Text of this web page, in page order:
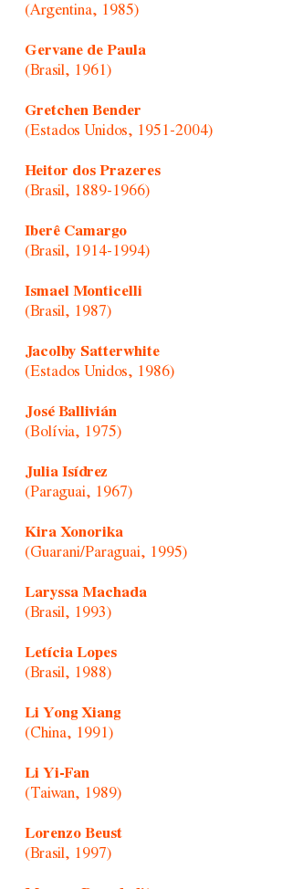
(Argentina, 1985)
Gervane de Paula
(Brasil, 1961)
Gretchen Bender
(Estados Unidos, 1951-2004)
Heitor dos Prazeres
(Brasil, 1889-1966)
Iberê Camargo
(Brasil, 1914-1994)
Ismael Monticelli
(Brasil, 1987)
Jacolby Satterwhite
(Estados Unidos, 1986)
José Ballivián
(Bolívia, 1975)
Julia Isídrez
(Paraguai, 1967)
Kira Xonorika
(Guarani/Paraguai, 1995)
Laryssa Machada
(Brasil, 1993)
Letícia Lopes
(Brasil, 1988)
Li Yong Xiang
(China, 1991)
Li Yi-Fan
(Taiwan, 1989)
Lorenzo Beust
(Brasil, 1997)